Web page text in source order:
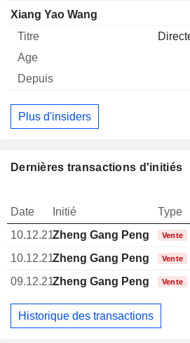
Xiang Yao Wang
Plus d'insiders
Dernières transactions d'initiés
Date Initié Type
10.12.21Zheng Gang Peng Vente
10.12.21Zheng Gang Peng Vente
09.12.21Zheng Gang Peng Vente
Historique des transactions